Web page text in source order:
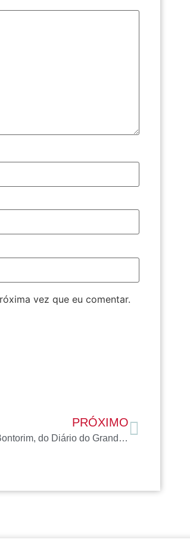
vez que eu comentar.
PRÓXIMO
Juliana Bontorim, do Diário do Grande ABC, convida AICI para bate-papo em podcast sobre beleza diversa